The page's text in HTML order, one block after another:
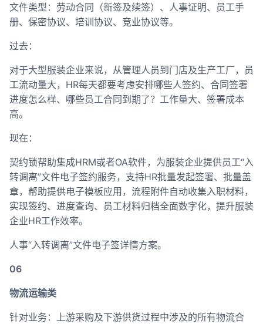
文件类型：劳动合同（新签及续签）、人事证明、员工手
册、保密协议、培训协议、竞业协议等。
过去：
对于大型服装企业来说，从管理人员到门店及生产工厂，员
工流动量大，HR每天都要考虑安排哪些人签约、合同签署
进度怎么样、哪些员工合同到期了？工作量大、签署成本
高。
现在：
契约锁帮助集成HRM或者OA软件，为服装企业提供员工“入
转调离”文件电子签约服务，支持HR批量发起签署、批量盖
章，帮助提供电子模板应用，流程附件自动收集入职材料，
实现签约、进度查询、员工材料归档全面数字化，提升服装
企业HR工作效率。
人事“入转调离”文件电子签详情方案。
06
物流运输类
针对业务：上游采购及下游供货过程中涉及的所有物流合